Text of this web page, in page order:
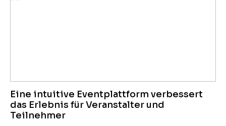
Eine intuitive Eventplattform verbessert
das Erlebnis für Veranstalter und
Teilnehmer